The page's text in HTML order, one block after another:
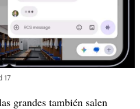
17
grandes también salen